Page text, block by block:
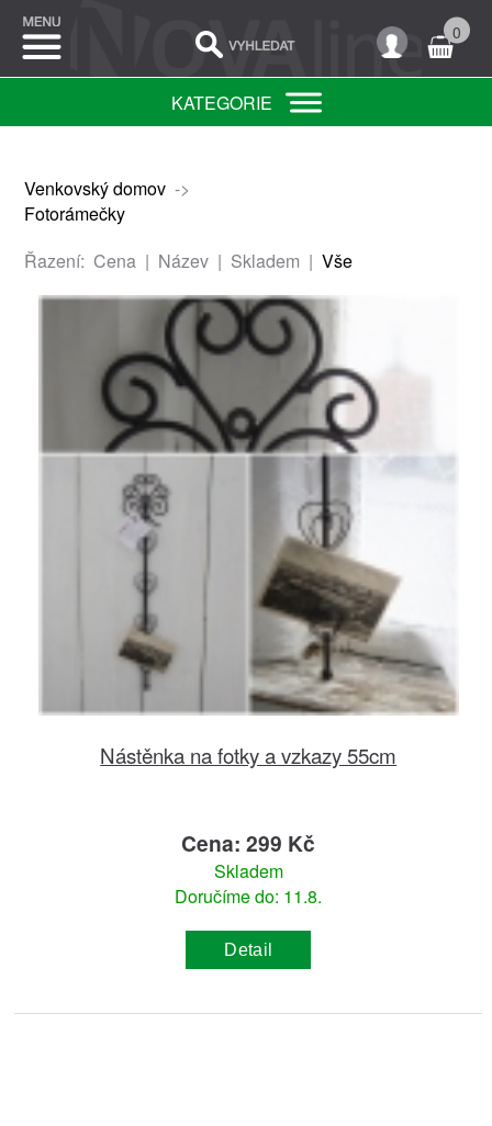
0
KATEGORIE
Venkovský domov->
Fotorámečky
Řazení: Cena| Název| Skladem | Vše
Nástěnka na fotky a vzkazy 55cm
Cena: 299 Kč
Skladem
Doručíme do: 11.8.
Detail